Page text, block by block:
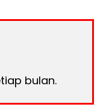
bulan.